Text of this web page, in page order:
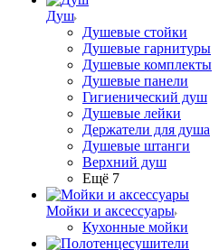
Душ
Душевые стойки
Душевые гарнитуры
Душевые комплекты
Душевые панели
Гигиенический душ
Душевые лейки
Держатели для душа
Душевые штанги
Верхний душ
Ещё 7
Мойки и аксессуары
Кухонные мойки